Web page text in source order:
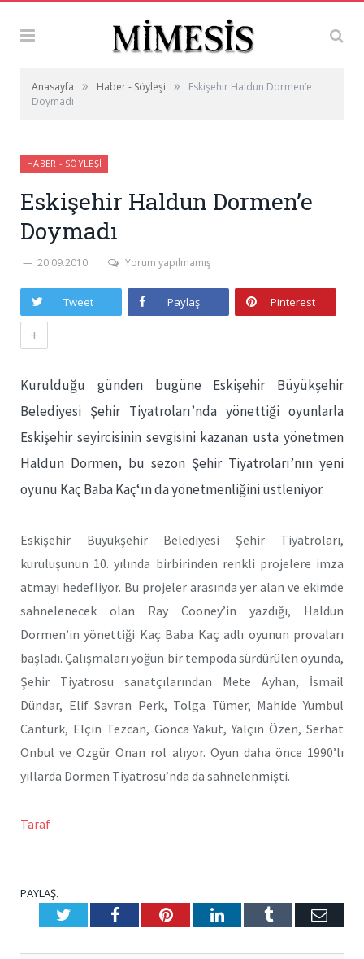
Anasayfa » Haber - Söyleşi »
Eskişehir Haldun Dormen’e
Doymadı
HABER - SÖYLEŞI
Eskişehir Haldun Dormen’e
Doymadı
20.09.2010 Yorum yapılmamış
Tweet Paylaş Pinterest
+
Kurulduğu günden bugüne Eskişehir Büyükşehir
Belediyesi Şehir Tiyatroları’nda yönettiği oyunlarla
Eskişehir seyircisinin sevgisini kazanan usta yönetmen
Haldun Dormen, bu sezon Şehir Tiyatroları’nın yeni
oyunu Kaç Baba Kaç‘ın da yönetmenliğini üstleniyor.
Eskişehir Büyükşehir Belediyesi Şehir Tiyatroları,
kuruluşunun 10. yılında birbirinden renkli projelere imza
atmayı hedefliyor. Bu projeler arasında yer alan ve ekimde
sahnelenecek olan Ray Cooney’in yazdığı, Haldun
Dormen’in yönettiği Kaç Baba Kaç adlı oyunun provaları
başladı. Çalışmaları yoğun bir tempoda sürdürülen oyunda,
Şehir Tiyatrosu sanatçılarından Mete Ayhan, İsmail
Dündar, Elif Savran Perk, Tolga Tümer, Mahide Yumbul
Cantürk, Elçin Tezcan, Gonca Yakut, Yalçın Özen, Serhat
Onbul ve Özgür Onan rol alıyor. Oyun daha önce 1990’lı
yıllarda Dormen Tiyatrosu’nda da sahnelenmişti.
Taraf
PAYLAŞ.
TwitterFacebookPinterestLinkedInTumblr E-